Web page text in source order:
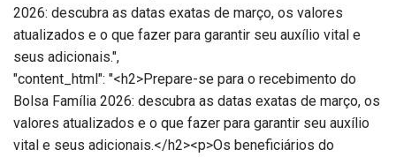
2026: descubra as datas exatas de março, os valores
atualizados e o que fazer para garantir seu auxílio vital e
seus adicionais.",
"content_html": "<h2>Prepare-se para o recebimento do
Bolsa Família 2026: descubra as datas exatas de março, os
valores atualizados e o que fazer para garantir seu auxílio
vital e seus adicionais.</h2><p>Os beneficiários do